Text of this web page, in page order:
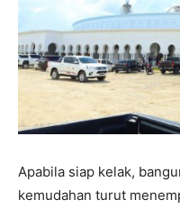
Apabila siap kelak,
kemudahan turut